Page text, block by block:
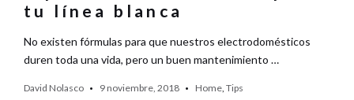
tu línea blanca
No existen fórmulas para que nuestros electrodomésticos
duren toda una vida, pero un buen mantenimiento …
David Nolasco 9 noviembre, 2018 Home, Tips